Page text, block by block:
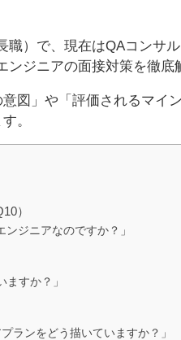
職）で、現在はQAコンサ
ジニアの面接対策を徹底
図」や「評価されるマイ
。
）
ジニアなのですか？」
ますか？」
ランをどう描いていますか？」